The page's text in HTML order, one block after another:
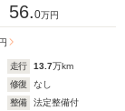
56.0万円
円
走行 13.7万km
修復
なし
整備
法定整備付